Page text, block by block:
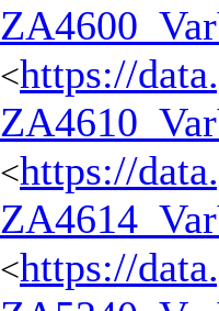
<https://
<https://
<https://